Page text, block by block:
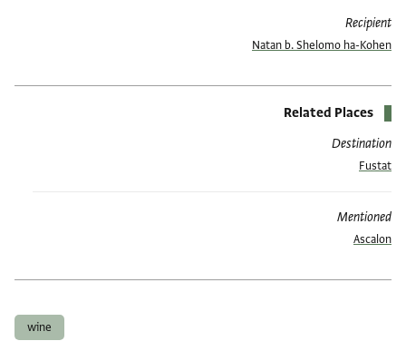
Recipient
Natan b. Shelomo ha-Kohen
Related Places
Destination
Fustat
Mentioned
Ascalon
wine